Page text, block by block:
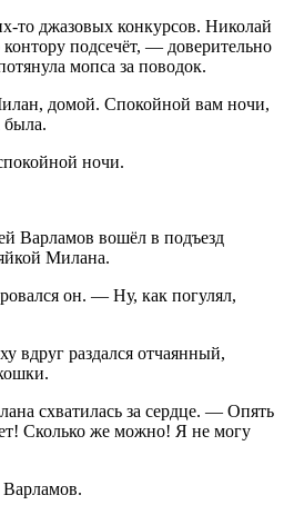
то джазовых конкурсов. Николай
подсечёт, — доверительно
мопса за поводок.
домой. Спокойной вам ночи,
была.
ночи.
Варламов вошёл в подъезд
Милана.
он. — Ну, как погулял,
вдруг раздался отчаянный,
схватилась за сердце. — Опять
Сколько же можно! Я не могу